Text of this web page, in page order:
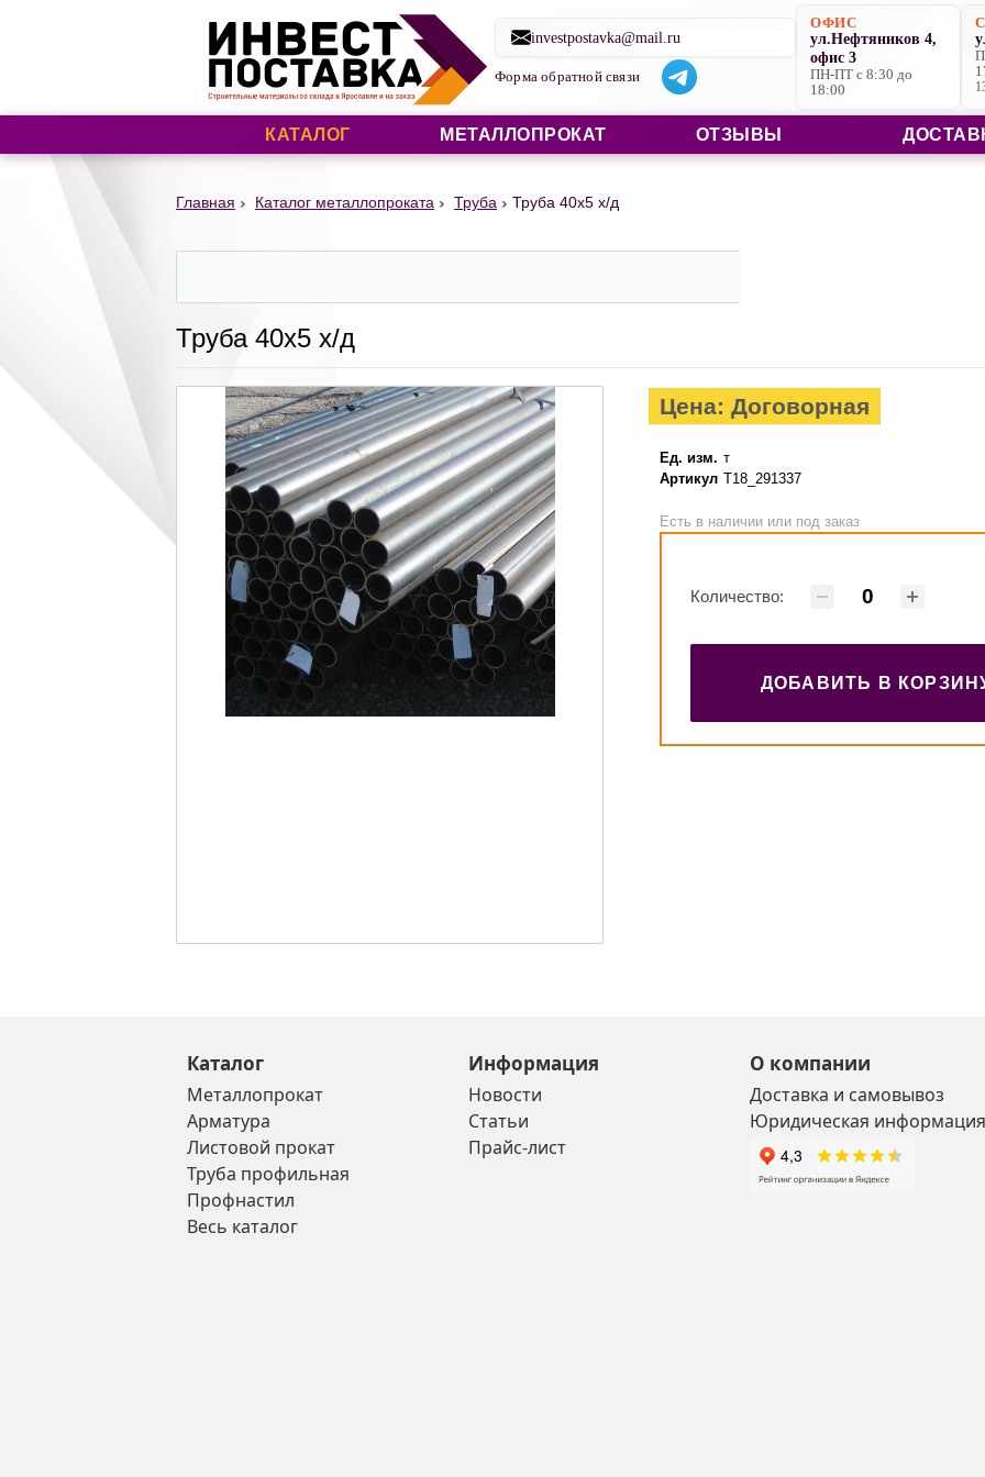
Строительные материалы со склада в Ярославле и на заказ
investpostavka@mail.ru
Форма обратной связи
ОФИС
ул.Нефтяников 4,
офис 3
ПН-ПТ с 8:30 до
18:00
КАТАЛОГ МЕТАЛЛОПРОКАТ ОТЗЫВЫ
Главная Каталог металлопроката Труба Труба 40х5 х/д
Труба 40х5 х/д
Цена: Договорная
Ед. изм. т
Артикул Т18_291337
Есть в наличии или под заказ
Количество:
ДОБАВИТЬ В
Каталог
Металлопрокат
Арматура
Листовой прокат
Труба профильная
Профнастил
Весь каталог
Информация
Новости
Статьи
Прайс-лист
О компании
Доставка и самовывоз
Юридическая информация